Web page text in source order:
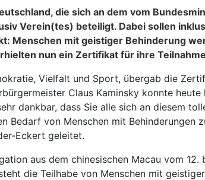
die sich an dem vom
Verein(tes) beteiligt. Dabei sollen
Menschen mit geistiger Behinderung
nun ein Zertifikat für ihre
Vielfalt und Sport, übergab die
Claus Kaminsky konnte
dankbar, dass Sie alle sich an diesem
Bedarf von Menschen mit Behinderungen
Eckert geleitet.
aus dem chinesischen Macau vom
die Teilhabe von Menschen mit